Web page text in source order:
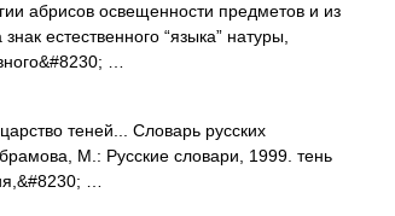
освещенности предметов и из
естественного “языка” натуры,
…
теней... Словарь русских
М.: Русские словари, 1999. тень
…